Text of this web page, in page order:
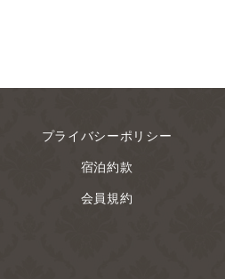
プライバシーポリシー
宿泊約款
会員規約